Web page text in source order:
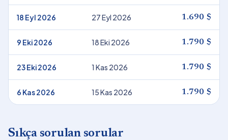
18 Eyl 2026 27 Eyl 2026 1.690 $
9 Eki 2026 18 Eki 2026 1.790 $
23 Eki 2026 1 Kas 2026 1.790 $
6 Kas 2026 15 Kas 2026 1.790 $
Sıkça sorulan sorular